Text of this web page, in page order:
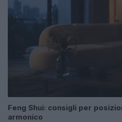
Feng Shui: consigli per
armonico